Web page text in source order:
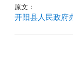
原文：
开阳县人民政府